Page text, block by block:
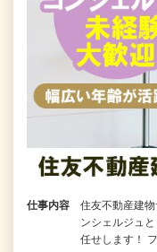
仕事内容
住友不動産建
ンシェルジュ
任せします！